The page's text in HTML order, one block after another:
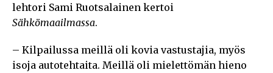
lehtori Sami Ruotsalainen kertoi
Sähkömaailmassa.
– Kilpailussa meillä oli kovia vastustajia, myös
isoja autotehtaita. Meillä oli mielettömän hieno